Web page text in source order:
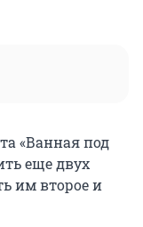
«Ванная под
еще двух
им второе и